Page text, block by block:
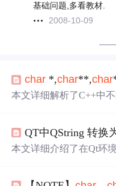
基础问题,多看教材.
2008-10-09
char *,char**,char
本文详细解析了C++中
QT中QString 转换
本文详细介绍了在Qt环